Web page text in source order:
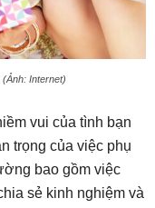
Internet)
vui của tình bạn
trọng của việc phụ
bao gồm việc
sẻ kinh nghiệm và